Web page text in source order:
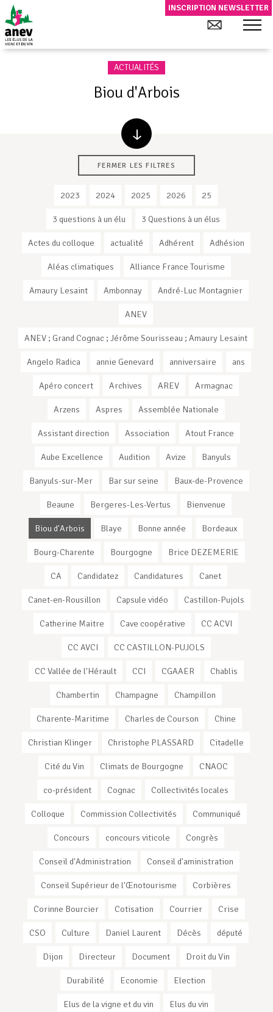
INSCRIPTION NEWSLETTER
ACTUALITÉS
Biou d'Arbois
FERMER LES FILTRES
2023 2024 2025 2026 25
3 questions à un élu 3 Questions à un élus
Actes du colloque actualité Adhérent Adhésion
Aléas climatiques Alliance France Tourisme
Amaury Lesaint Ambonnay André-Luc Montagnier
ANEV
ANEV ; Grand Cognac ; Jérôme Sourisseau ; Amaury Lesaint
Angelo Radica annie Genevard anniversaire ans
Apéro concert Archives AREV Armagnac
Arzens Aspres Assemblée Nationale
Assistant direction Association Atout France
Aube Excellence Audition Avize Banyuls
Banyuls-sur-Mer Bar sur seine Baux-de-Provence
Beaune Bergeres-Les-Vertus Bienvenue
Biou d'Arbois Blaye Bonne année Bordeaux
Bourg-Charente Bourgogne Brice DEZEMERIE
CA Candidatez Candidatures Canet
Canet-en-Rousillon Capsule vidéo Castillon-Pujols
Catherine Maitre Cave coopérative CC ACVI
CC AVCI CC CASTILLON-PUJOLS
CC Vallée de l'Hérault CCI CGAAER Chablis
Chambertin Champagne Champillon
Charente-Maritime Charles de Courson Chine
Christian Klinger Christophe PLASSARD Citadelle
Cité du Vin Climats de Bourgogne CNAOC
co-président Cognac Collectivités locales
Colloque Commission Collectivités Communiqué
Concours concours viticole Congrès
Conseil d'Administration Conseil d'aministration
Conseil Supérieur de l'Œnotourisme Corbières
Corinne Bourcier Cotisation Courrier Crise
CSO Culture Daniel Laurent Décès député
Dijon Directeur Document Droit du Vin
Durabilité Economie Election
Elus de la vigne et du vin Elus du vin